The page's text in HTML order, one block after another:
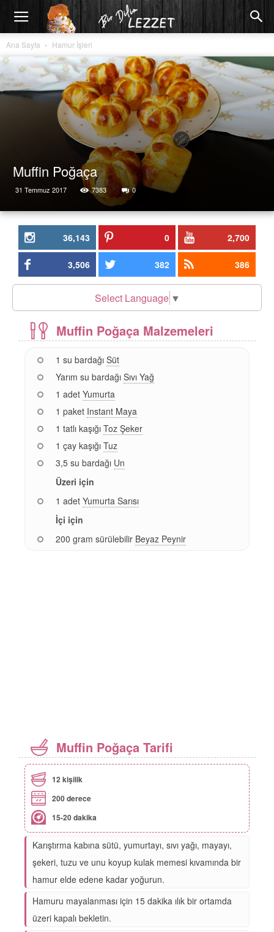
Ana Sayfa Hamur İşleri
Muffin Poğaça
31 Temmuz 2017 7383 0
36,143 0 2,700
3,506 382 386
Select Language ▼
Muffin Poğaça Malzemeleri
1 su bardağı Süt
Yarım su bardağı Sıvı Yağ
1 adet Yumurta
1 paket Instant Maya
1 tatlı kaşığı Toz Şeker
1 çay kaşığı Tuz
3,5 su bardağı Un
Üzeri için
1 adet Yumurta Sarısı
İçi için
200 gram sürülebilir Beyaz Peynir
Muffin Poğaça Tarifi
12 kişilik
200 derece
15-20 dakika
Karıştırma kabına sütü, yumurtayı, sıvı yağı, mayayı,
şekeri, tuzu ve unu koyup kulak memesi kıvamında bir
hamur elde edene kadar yoğurun.
Hamuru mayalanması için 15 dakika ılık bir ortamda
üzeri kapalı bekletin.